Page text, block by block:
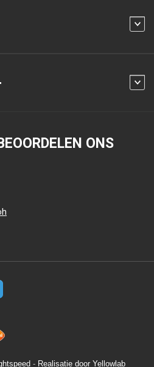
ONS
- Realisatie door Yellowlab